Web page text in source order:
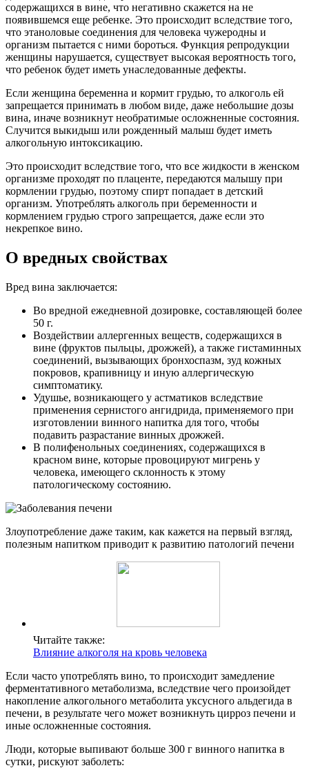
содержащихся в вине, что негативно скажется на не
появившемся еще ребенке. Это происходит вследствие того,
что этаноловые соединения для человека чужеродны и
организм пытается с ними бороться. Функция репродукции
женщины нарушается, существует высокая вероятность того,
что ребенок будет иметь унаследованные дефекты.
Если женщина беременна и кормит грудью, то алкоголь ей
запрещается принимать в любом виде, даже небольшие дозы
вина, иначе возникнут необратимые осложненные состояния.
Случится выкидыш или рожденный малыш будет иметь
алкогольную интоксикацию.
Это происходит вследствие того, что все жидкости в женском
организме проходят по плаценте, передаются малышу при
кормлении грудью, поэтому спирт попадает в детский
организм. Употреблять алкоголь при беременности и
кормлением грудью строго запрещается, даже если это
некрепкое вино.
О вредных свойствах
Вред вина заключается:
Во вредной ежедневной дозировке, составляющей более
50 г.
Воздействии аллергенных веществ, содержащихся в
вине (фруктов пыльцы, дрожжей), а также гистаминных
соединений, вызывающих бронхоспазм, зуд кожных
покровов, крапивницу и иную аллергическую
симптоматику.
Удушье, возникающего у астматиков вследствие
применения сернистого ангидрида, применяемого при
изготовлении винного напитка для того, чтобы
подавить разрастание винных дрожжей.
В полифенольных соединениях, содержащихся в
красном вине, которые провоцируют мигрень у
человека, имеющего склонность к этому
патологическому состоянию.
Злоупотребление даже таким, как кажется на первый взгляд,
полезным напитком приводит к развитию патологий печени
Читайте также:
Влияние алкоголя на кровь человека
Если часто употреблять вино, то происходит замедление
ферментативного метаболизма, вследствие чего произойдет
накопление алкогольного метаболита уксусного альдегида в
печени, в результате чего может возникнуть цирроз печени и
иные осложненные состояния.
Люди, которые выпивают больше 300 г винного напитка в
сутки, рискуют заболеть: